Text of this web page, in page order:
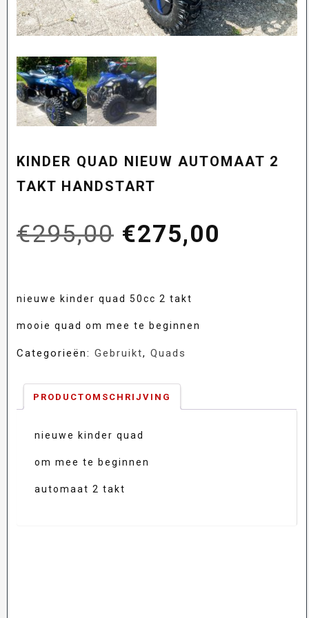
KINDER QUAD NIEUW AUTOMAAT 2
TAKT HANDSTART
€295,00
was:
€295,00.
€275,00
nieuwe kinder quad 50cc 2 takt
mooie quad om mee te beginnen
Categorieën: Gebruikt, Quads
PRODUCTOMSCHRIJVING
nieuwe kinder quad
om mee te beginnen
automaat 2 takt